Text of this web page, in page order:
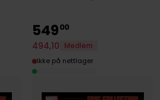
54900
494,10
Medlem
Ikke på nettlager